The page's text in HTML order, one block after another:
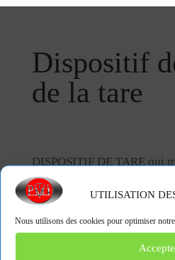
UTILISATION
Nous utilisons des cookies pour optimiser
Dispositif
de la tare
DISPOSITIF DE TARE qui
DE LA TARE et peut
l´instrument soit chargé ou
« Back to Glossary Index